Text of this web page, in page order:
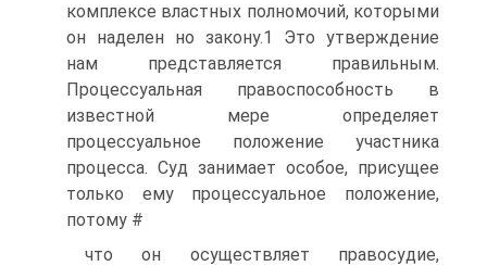
комплексе властных полномочий, которыми
он наделен но закону.1 Это утверждение
нам представляется правильным.
Процессуальная правоспособность в
известной мере определяет
процессуальное положение участника
процесса. Суд занимает особое, присущее
только ему процессуальное положение,
потому #
что он осуществляет правосудие,